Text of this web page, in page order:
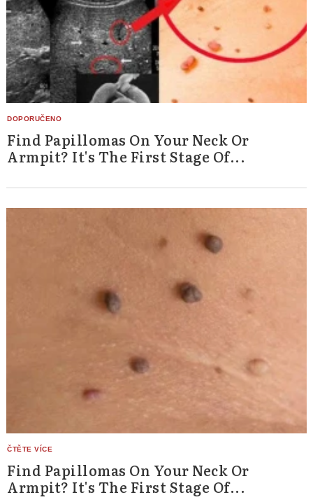
Find Papillomas On Your Neck Or
Armpit? It's The First Stage Of...
Find Papillomas On Your Neck Or
Armpit? It's The First Stage Of...